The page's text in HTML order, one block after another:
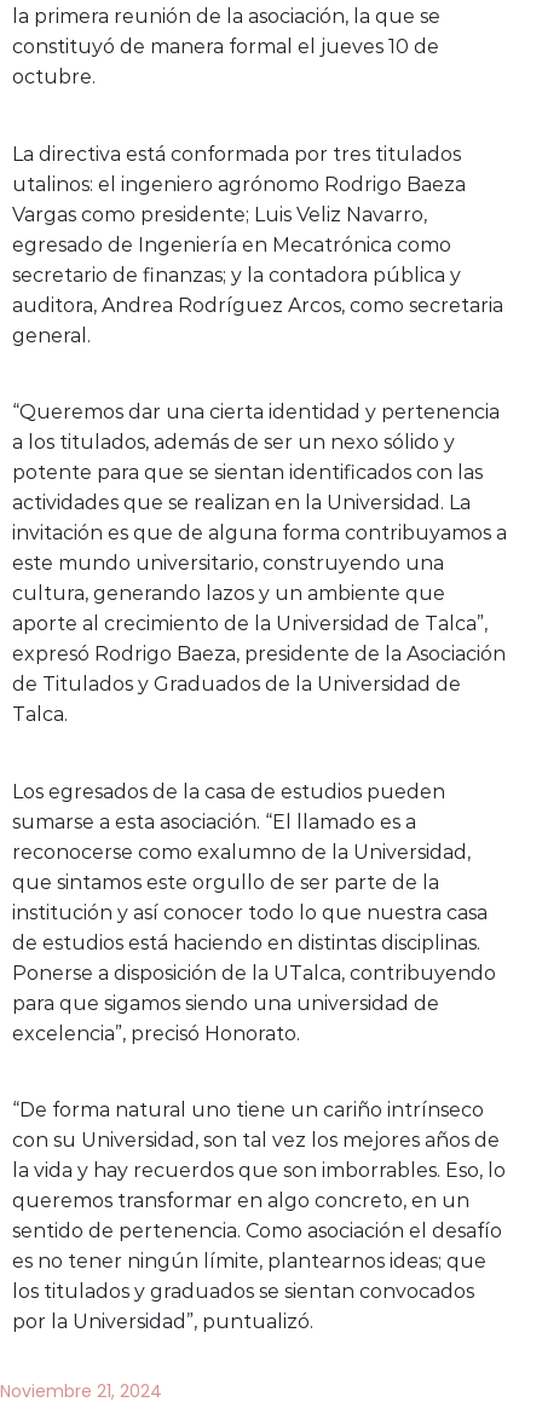
la primera reunión de la asociación, la que se
constituyó de manera formal el jueves 10 de
octubre.
La directiva está conformada por tres titulados
utalinos: el ingeniero agrónomo Rodrigo Baeza
Vargas como presidente; Luis Veliz Navarro,
egresado de Ingeniería en Mecatrónica como
secretario de finanzas; y la contadora pública y
auditora, Andrea Rodríguez Arcos, como secretaria
general.
“Queremos dar una cierta identidad y pertenencia
a los titulados, además de ser un nexo sólido y
potente para que se sientan identificados con las
actividades que se realizan en la Universidad. La
invitación es que de alguna forma contribuyamos a
este mundo universitario, construyendo una
cultura, generando lazos y un ambiente que
aporte al crecimiento de la Universidad de Talca”,
expresó Rodrigo Baeza, presidente de la Asociación
de Titulados y Graduados de la Universidad de
Talca.
Los egresados de la casa de estudios pueden
sumarse a esta asociación. “El llamado es a
reconocerse como exalumno de la Universidad,
que sintamos este orgullo de ser parte de la
institución y así conocer todo lo que nuestra casa
de estudios está haciendo en distintas disciplinas.
Ponerse a disposición de la UTalca, contribuyendo
para que sigamos siendo una universidad de
excelencia”, precisó Honorato.
“De forma natural uno tiene un cariño intrínseco
con su Universidad, son tal vez los mejores años de
la vida y hay recuerdos que son imborrables. Eso, lo
queremos transformar en algo concreto, en un
sentido de pertenencia. Como asociación el desafío
es no tener ningún límite, plantearnos ideas; que
los titulados y graduados se sientan convocados
por la Universidad”, puntualizó.
Noviembre 21, 2024